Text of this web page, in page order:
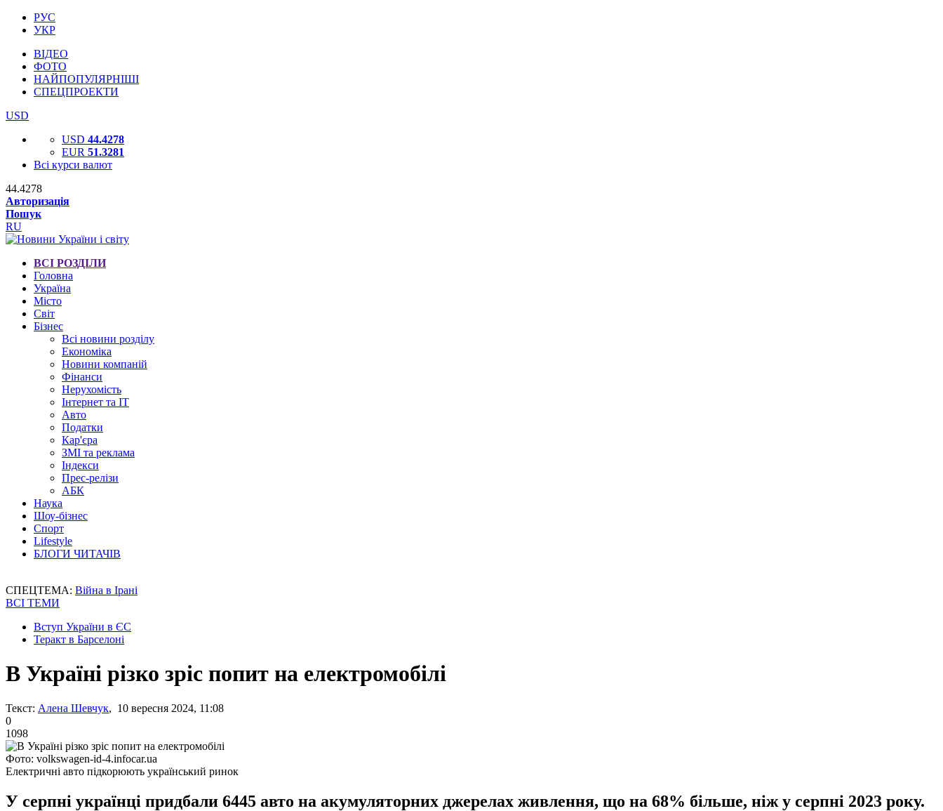
РУС
УКР
ВІДЕО
ФОТО
НАЙПОПУЛЯРНІШІ
СПЕЦПРОЕКТИ
USD
USD 44.4278
EUR 51.3281
Всі курси валют
44.4278
Авторизація
Пошук
RU
ВСІ РОЗДІЛИ
Головна
Україна
Місто
Світ
Бізнес
Всі новини розділу
Економіка
Новини компаній
Фінанси
Нерухомість
Інтернет та IT
Авто
Податки
Кар'єра
ЗМІ та реклама
Індекси
Прес-релізи
АБК
Наука
Шоу-бізнес
Спорт
Lifestyle
БЛОГИ ЧИТАЧІВ
СПЕЦТЕМА: Війна в Ірані
ВСІ ТЕМИ
Вступ України в ЄС
Теракт в Барселоні
В Україні різко зріс попит на електромобілі
Текст: Алена Шевчук, 10 вересня 2024, 11:08
0
1098
Фото: volkswagen-id-4.infocar.ua
Електричні авто підкорюють український ринок
У серпні українці придбали 6445 авто на акумуляторних джерелах живлення, що на 68% більше, ніж у серпні 2023 року.